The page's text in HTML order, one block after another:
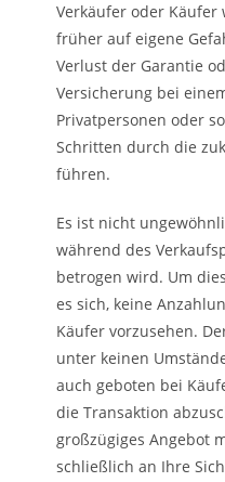
Verkäufer oder Käufer
früher auf eigene
Verlust der Garantie
Versicherung bei
Privatpersonen oder
Schritten durch die
führen.
Es ist nicht
während des
betrogen wird. Um
es sich, keine
Käufer vorzusehen.
unter keinen
auch geboten bei
die Transaktion
großzügiges Angebot
schließlich an Ihre